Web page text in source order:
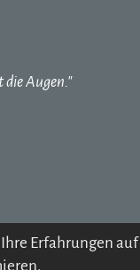
Erfahrungen auf
die Augen."